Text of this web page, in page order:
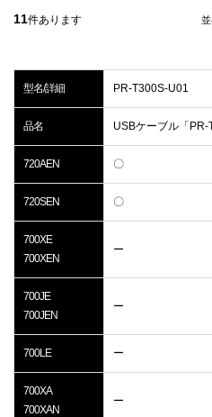
11件あります 並
型名/詳細 PR-T300S-U01
品名 USBケーブル「PR-
720AEN 〇
720SEN 〇
700XE
700XEN
ー
700JE
700JEN
ー
700LE ー
700XA
700XAN
ー